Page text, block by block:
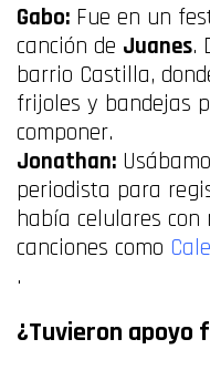
Gabo: Fue en un
canción de Juanes.
barrio Castilla,
frijoles y bandejas
componer.
Jonathan:
periodista para
había celulares con
canciones como
.
¿Tuvieron apoyo